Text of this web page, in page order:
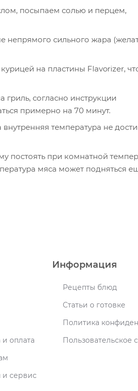
посыпаем солью и перцем,
непрямого сильного жара
на пластины Flavorizer,
гриль, согласно инструкции
примерно на 70 минут.
температура не
постоять при комнатной
мяса может подняться
и оплата
и сервис
Информация
Рецепты блюд
Статьи о готовке
Политика
Пользовательское